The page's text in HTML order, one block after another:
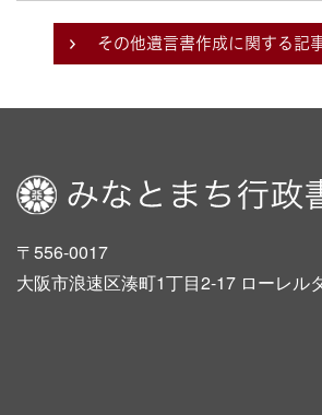
その他遺言書作成に関する記
〒556-0017
大阪市浪速区湊町1丁目2-17 ローレル